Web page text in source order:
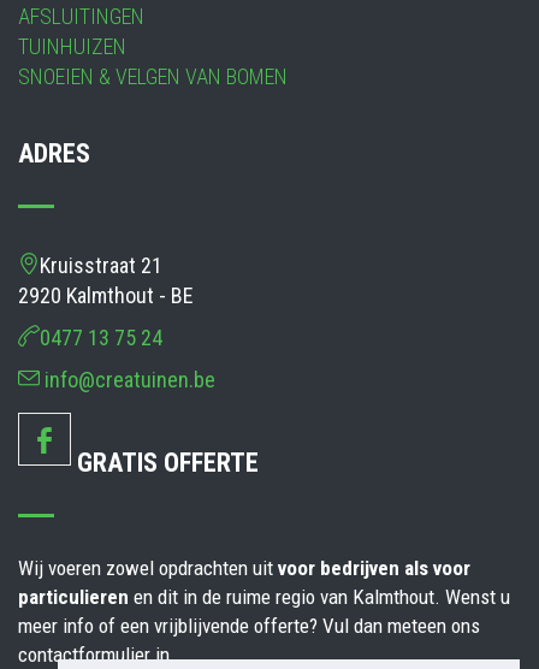
AFSLUITINGEN
TUINHUIZEN
SNOEIEN & VELGEN VAN BOMEN
ADRES
Kruisstraat 21
2920 Kalmthout - BE
0477 13 75 24
info@creatuinen.be
GRATIS OFFERTE
Wij voeren zowel opdrachten uit voor bedrijven als voor
particulieren en dit in de ruime regio van Kalmthout. Wenst u
meer info of een vrijblijvende offerte? Vul dan meteen ons
contactformulier in.